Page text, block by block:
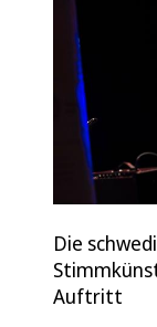
Die
Auftritt